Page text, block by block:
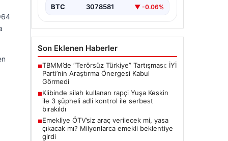
BTC 3078581 ▼ -0.06%
Son Eklenen Haberler
■TBMM’de “Terörsüz Türkiye” Tartışması: İYİ
Parti’nin Araştırma Önergesi Kabul
Görmedi
■Klibinde silah kullanan rapçi Yuşa Keskin
ile 3 şüpheli adli kontrol ile serbest
bırakıldı
■Emekliye ÖTV’siz araç verilecek mi, yasa
çıkacak mı? Milyonlarca emekli beklentiye
girdi